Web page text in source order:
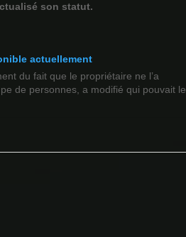
son statut.
actuellement
du fait que le propriétaire ne l’a
de personnes, a modifié qui pouvait le